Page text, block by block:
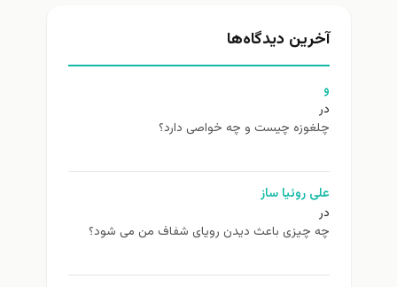
آخرین دیدگاه‌ها
و
در
چلغوزه چیست و چه خواصی دارد؟
علی روئیا ساز
در
چه چیزی باعث دیدن رویای شفاف من می شود؟